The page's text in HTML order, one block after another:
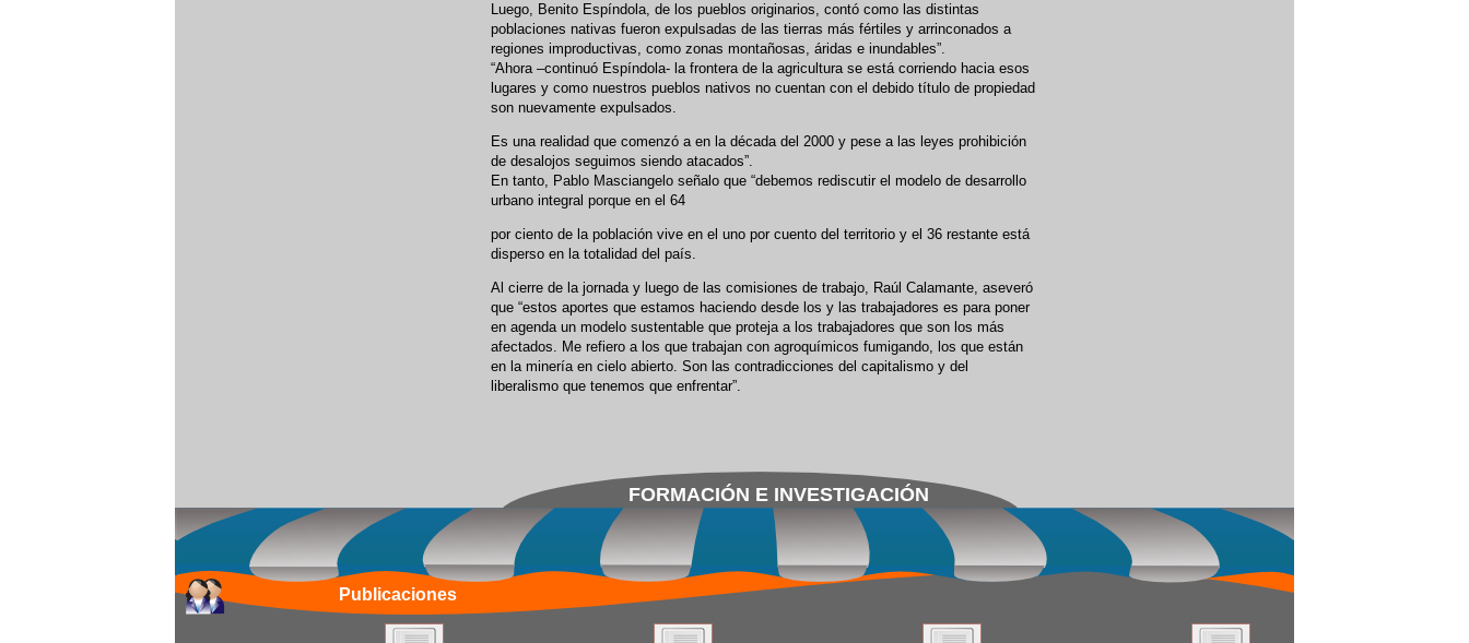
Luego, Benito Espíndola, de los pueblos originarios, contó como las distintas
poblaciones nativas fueron expulsadas de las tierras más fértiles y arrinconados a
regiones improductivas, como zonas montañosas, áridas e inundables”.
“Ahora –continuó Espíndola- la frontera de la agricultura se está corriendo hacia esos
lugares y como nuestros pueblos nativos no cuentan con el debido título de propiedad
son nuevamente expulsados.
Es una realidad que comenzó a en la década del 2000 y pese a las leyes prohibición
de desalojos seguimos siendo atacados”.
En tanto, Pablo Masciangelo señalo que “debemos rediscutir el modelo de desarrollo
urbano integral porque en el 64
por ciento de la población vive en el uno por cuento del territorio y el 36 restante está
disperso en la totalidad del país.
Al cierre de la jornada y luego de las comisiones de trabajo, Raúl Calamante, aseveró
que “estos aportes que estamos haciendo desde los y las trabajadores es para poner
en agenda un modelo sustentable que proteja a los trabajadores que son los más
afectados. Me refiero a los que trabajan con agroquímicos fumigando, los que están
en la minería en cielo abierto. Son las contradicciones del capitalismo y del
liberalismo que tenemos que enfrentar”.
FORMACIÓN E INVESTIGACIÓN
Publicaciones